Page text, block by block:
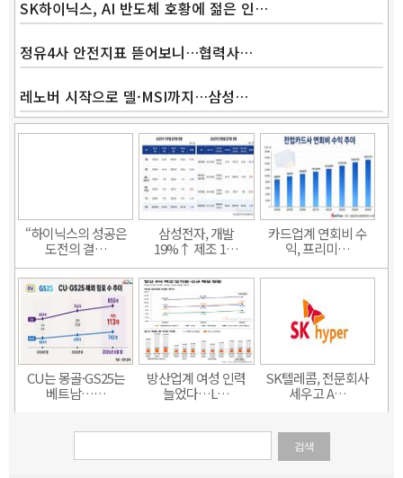
SK하이닉스, AI 반도체 호황에 젊은 인…
정유4사 안전지표 뜯어보니…협력사…
레노버 시작으로 델·MSI까지…삼성…
“하이닉스의 성공은
도전의 결…
삼성전자, 개발
19%↑ 제조 1…
카드업계 연회비 수
익, 프리미…
CU는 몽골·GS25는
베트남……
방산업계 여성 인력
늘었다…L…
SK텔레콤, 전문회사
세우고 A…
검색